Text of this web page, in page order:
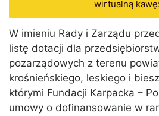
wirtualną kawę:
W imieniu Rady i Zarządu
listę dotacji dla
pozarządowych z terenu
krośnieńskiego, leskiego i
którymi Fundacji Karpacka –
umowy o dofinansowanie w